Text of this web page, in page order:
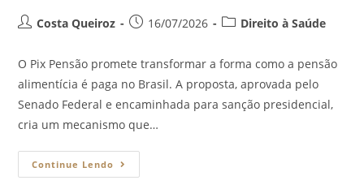
Costa Queiroz 16/07/2026 Direito à Saúde
O Pix Pensão promete transformar a forma como a pensão
alimentícia é paga no Brasil. A proposta, aprovada pelo
Senado Federal e encaminhada para sanção presidencial,
cria um mecanismo que…
Continue Lendo